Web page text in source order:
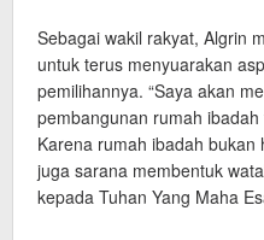
Sebagai wakil rakyat, Algrin
untuk terus menyuarakan
pemilihannya. “Saya akan
pembangunan rumah
Karena rumah ibadah
juga sarana membentuk
kepada Tuhan Yang Maha